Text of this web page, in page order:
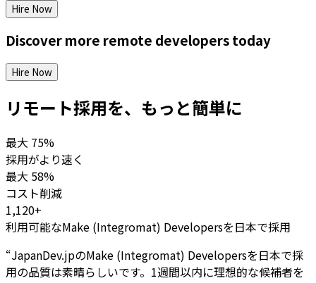
Hire Now
Discover more remote developerstoday
Hire Now
リモート採用を、もっと簡単に
最大 75%
採用がより速く
最大 58%
コスト削減
1,120+
利用可能なMake (Integromat) Developersを日本で採用
“JapanDev.jpのMake (Integromat) Developersを日本で採
用の品質は素晴らしいです。1週間以内に理想的な候補者を